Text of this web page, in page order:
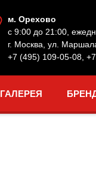
м. Орехово
с 9:00 до 21:00,
г. Москва, ул.
+7 (495) 109-05-08
ГАЛЕРЕЯ